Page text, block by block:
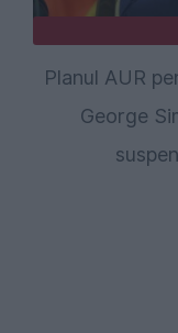
Planul AUR
George